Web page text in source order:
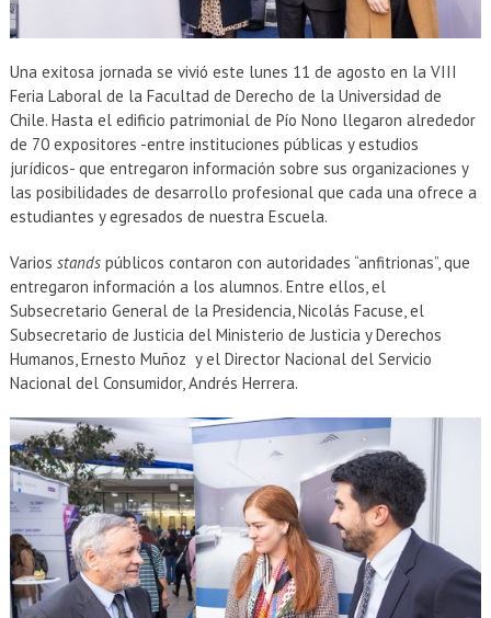
Una exitosa jornada se vivió este lunes 11 de agosto en la VIII
Feria Laboral de la Facultad de Derecho de la Universidad de
Chile. Hasta el edificio patrimonial de Pío Nono llegaron alrededor
de 70 expositores -entre instituciones públicas y estudios
jurídicos- que entregaron información sobre sus organizaciones y
las posibilidades de desarrollo profesional que cada una ofrece a
estudiantes y egresados de nuestra Escuela.
Varios standspúblicos contaron con autoridades “anfitrionas”, que
entregaron información a los alumnos. Entre ellos, el
Subsecretario General de la Presidencia, Nicolás Facuse, el
⁠Subsecretario de Justicia del Ministerio de Justicia y Derechos
Humanos, Ernesto Muñoz y el ⁠Director Nacional del Servicio
Nacional del Consumidor, Andrés Herrera.